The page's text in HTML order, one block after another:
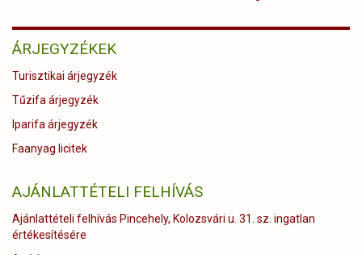
ÁRJEGYZÉKEK
Turisztikai árjegyzék
Tűzifa árjegyzék
Iparifa árjegyzék
Faanyag licitek
AJÁNLATTÉTELI FELHÍVÁS
Ajánlattételi felhívás Pincehely, Kolozsvári u. 31. sz. ingatlan
értékesítésére